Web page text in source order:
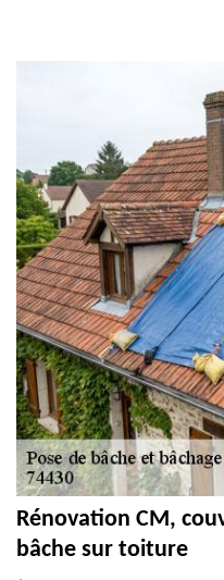
Rénovation CM,
bâche sur toiture